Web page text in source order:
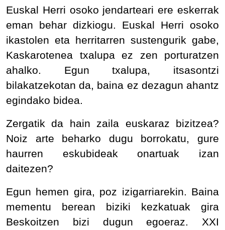
Euskal Herri osoko jendarteari ere eskerrak
eman behar dizkiogu. Euskal Herri osoko
ikastolen eta herritarren sustengurik gabe,
Kaskarotenea txalupa ez zen porturatzen
ahalko. Egun txalupa, itsasontzi
bilakatzekotan da, baina ez dezagun ahantz
egindako bidea.
Zergatik da hain zaila euskaraz bizitzea?
Noiz arte beharko dugu borrokatu, gure
haurren eskubideak onartuak izan
daitezen?
Egun hemen gira, poz izigarriarekin. Baina
mementu berean biziki kezkatuak gira
Beskoitzen bizi dugun egoeraz. XXI